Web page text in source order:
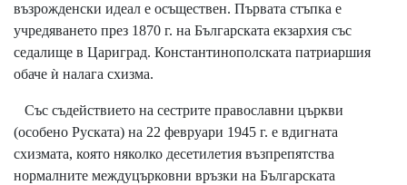
възрожденски идеал е осъществен. Първата стъпка е
учредяването през 1870 г. на Българската екзархия със
седалище в Цариград. Константинополската патриаршия
обаче ѝ налага схизма.
Със съдействието на сестрите православни църкви
(особено Руската) на 22 февруари 1945 г. е вдигната
схизмата, която няколко десетилетия възпрепятства
нормалните междуцърковни връзки на Българската